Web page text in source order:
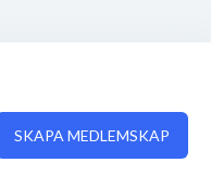
SKAPA MEDLEMSKAP